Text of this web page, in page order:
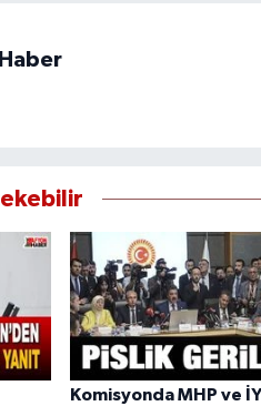
Komisyonda MHP ve